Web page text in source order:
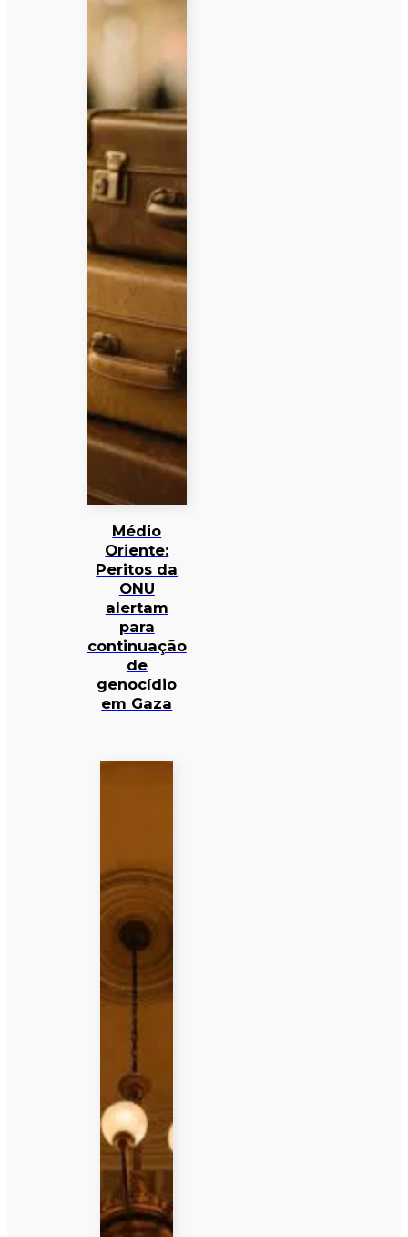
Médio
Oriente:
Peritos da
ONU
alertam
para
continuação
de
genocídio
em Gaza